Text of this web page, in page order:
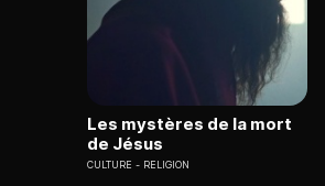
Les mystères de la mort
de Jésus
CULTURE RELIGION